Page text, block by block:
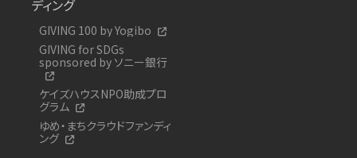
ディング
GIVING 100 by Yogibo
GIVING for SDGs
sponsored by ソニー銀行
ケイズハウスNPO助成プロ
グラム
ゆめ・まちクラウドファンディ
ング